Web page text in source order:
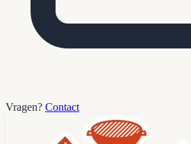
Vragen? Contact